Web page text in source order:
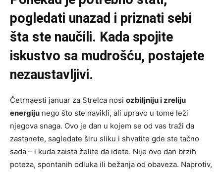
pogledati unazad i priznati sebi
šta ste naučili. Kada spojite
iskustvo sa mudrošću, postajete
nezaustavljivi.
Četrnaesti januar za Strelca nosi ozbiljniju i zreliju
energiju nego što ste navikli, ali upravo u tome leži
njegova snaga. Ovo je dan u kojem se od vas traži da
zastanete, sagledate širu sliku i shvatite gde ste tačno
sada – i kuda zaista želite da idete. Nije ovo dan brzih
poteza, spontanih odluka ili bežanja od obaveza. Naprotiv,